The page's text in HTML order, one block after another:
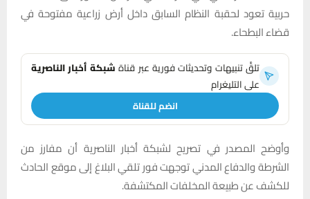
حربية تعود لحقبة النظام السابق داخل أرض زراعية مفتوحة في
قضاء البطحاء.
تلقَّ تنبيهات وتحديثات فورية عبر قناةشبكة أخبار الناصرية
على التليغرام
انضم للقناة
وأوضح المصدر في تصريح لشبكة أخبار الناصرية أن مفارز من
الشرطة والدفاع المدني توجهت فور تلقي البلاغ إلى موقع الحادث
للكشف عن طبيعة المخلفات المكتشفة.